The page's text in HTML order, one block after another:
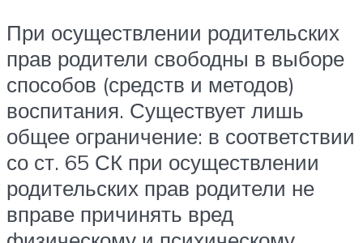
При осуществлении родительских
прав родители свободны в выборе
способов (средств и методов)
воспитания. Существует лишь
общее ограничение: в соответствии
со ст. 65 СК при осуществлении
родительских прав родители не
вправе причинять вред